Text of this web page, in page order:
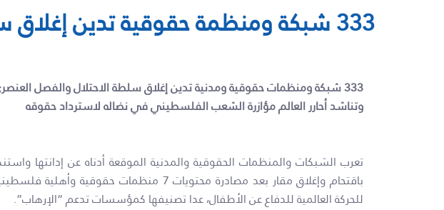
333 شبكة ومنظمة حقوقية تدين إغلاق سلطة الاحتلال لـ7 مؤسسات حقوقية فلسطينية
333شبكة ومنظمات حقوقية ومدنية تدين إغلاق سلطة الاحتلال والفصل
وتناشد أحارر العالم مؤازرة الشعب الفلسطيني في نضاله لاسترداد حقوقه
تعرب الشبكات والمنظمات الحقوقية والمدنية الموقعة أدناه عن إدانتها
باقتحام وإغلاق مقار بعد مصادرة محتويات
للحركة العالمية للدفاع عن الأطفال، عدا تصنيفها كمؤسسات تدعم “الإرهاب”.